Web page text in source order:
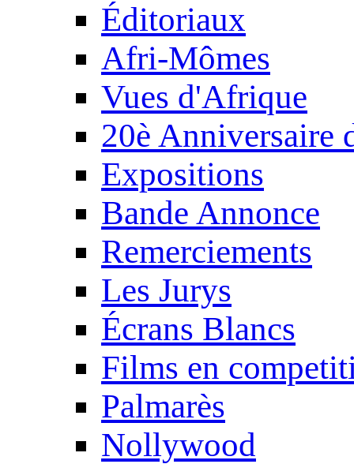
Éditoriaux
Afri-Mômes
Vues d'Afrique
20è Anniversaire
Expositions
Bande Annonce
Remerciements
Les Jurys
Écrans Blancs
Films en
Palmarès
Nollywood